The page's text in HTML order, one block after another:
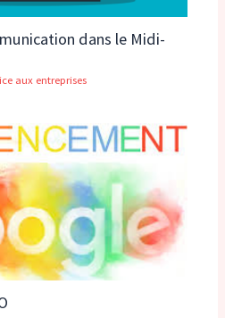
dans le Midi-
aux entreprises